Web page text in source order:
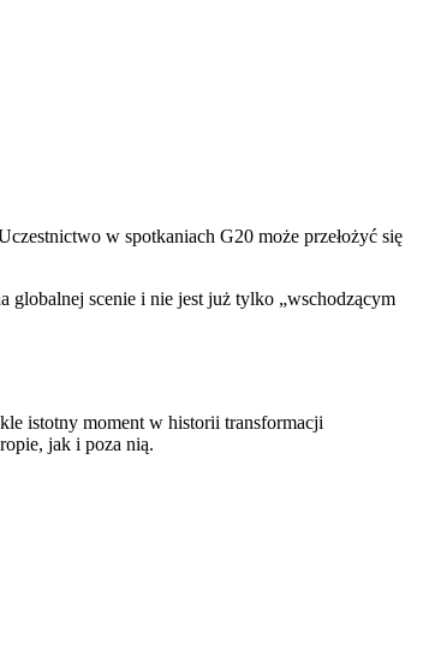
w spotkaniach G20 może przełożyć się
globalnej scenie i nie jest już tylko „wschodzącym
istotny moment w historii transformacji
jak i poza nią.